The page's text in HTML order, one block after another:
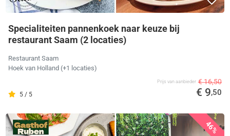
Specialiteiten pannenkoek naar keuze bij
restaurant Saam (2 locaties)
Restaurant Saam
Hoek van Holland (+1 locaties)
5 / 5
Prijs van aanbieder € 16,50
€ 9,50
46%